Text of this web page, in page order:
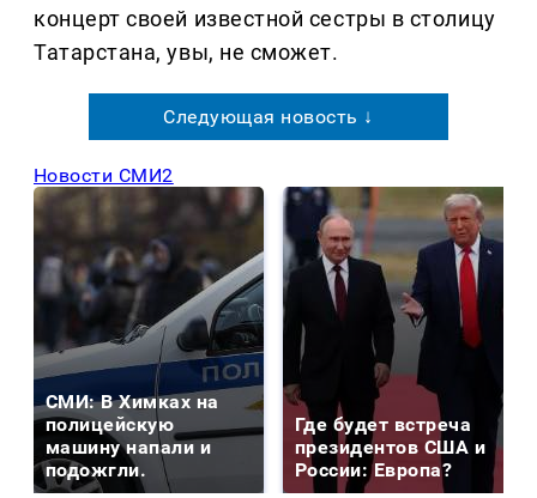
концерт своей известной сестры в столицу
Татарстана, увы, не сможет.
Следующая новость ↓
Новости СМИ2
СМИ: В Химках на
полицейскую
машину напали и
подожгли.
Где будет встреча
президентов США и
России: Европа?